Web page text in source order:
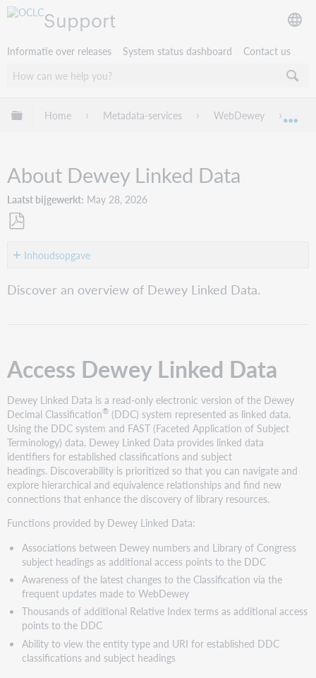
Support
Informatie over releases System status dashboard Contact us
Mondiale hiërarchie uitvouwen / samenvouwen
Home Metadata-services WebDewey
About Dewey Linked Data
Laatst bijgewerkt May 28, 2026
als Inhoudsopgave
Dewey
Discover an overview of Dewey Linked Data.
Access Dewey Linked Data
Dewey Linked Data is a read-only electronic version of the Dewey
Decimal Classification® (DDC) system represented as linked data.
Using the DDC system and FAST (Faceted Application of Subject
Terminology) data, Dewey Linked Data provides linked data
identifiers for established classifications and subject
headings. Discoverability is prioritized so that you can navigate and
explore hierarchical and equivalence relationships and find new
connections that enhance the discovery of library resources.
Functions provided by Dewey Linked Data:
Associations between Dewey numbers and Library of Congress
subject headings as additional access points to the DDC
Awareness of the latest changes to the Classification via the
frequent updates made to WebDewey
Thousands of additional Relative Index terms as additional access
points to the DDC
Ability to view the entity type and URI for established DDC
classifications and subject headings